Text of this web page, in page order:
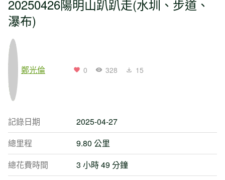
20250426陽明山趴趴走(水圳、步道、
瀑布)
鄭光倫 0 328 15
記錄日期
2025-04-27
總里程
9.80 公里
總花費時間
3 小時 49 分鐘